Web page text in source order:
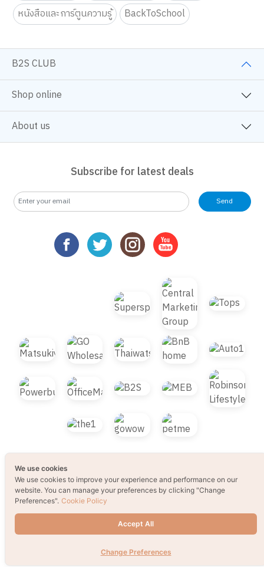
หนังสือและการ์ตูนความรู้
BackToSchool
B2S CLUB
Shop online
About us
Subscribe for latest deals
Send
Design by1001click.
We use cookies
We use cookies to improve your experience and performance on our
website. You can manage your preferences by clicking "Change
Preferences". Cookie Policy
Accept All
Change Preferences